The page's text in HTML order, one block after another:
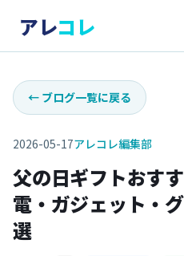
アレコレ
← ブログ一覧に戻る
2026-05-17アレコレ編集部
父の日ギフトおす
電・ガジェット・
選